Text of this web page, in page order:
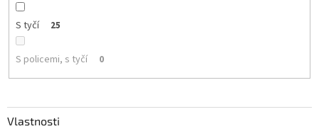
S tyčí 25
S policemi, s tyčí 0
Vlastnosti